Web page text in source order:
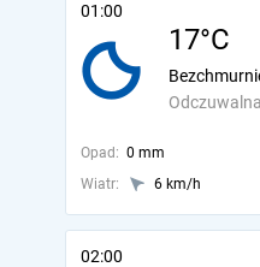
01:00
17°C
Odczuwalna
Opad: 0 mm
Wiatr:
6 km/h
02:00